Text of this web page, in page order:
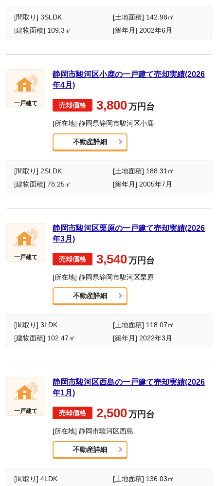
[間取り] 3SLDK
[土地面積] 142.98㎡
[建物面積] 109.3㎡
[築年月] 2002年6月
一戸建て
静岡市駿河区小鹿の一戸建て売却実績(2026
年4月)
3,800万円台
[所在地] 静岡県静岡市駿河区小鹿
不動産詳細
[間取り] 2SLDK
[土地面積] 188.31㎡
[建物面積] 78.25㎡
[築年月] 2005年7月
一戸建て
静岡市駿河区栗原の一戸建て売却実績(2026
年3月)
3,540万円台
[所在地] 静岡県静岡市駿河区栗原
不動産詳細
[間取り] 3LDK
[土地面積] 118.07㎡
[建物面積] 102.47㎡
[築年月] 2022年3月
一戸建て
静岡市駿河区西島の一戸建て売却実績(2026
年1月)
2,500万円台
[所在地] 静岡市駿河区西島
不動産詳細
[間取り] 4LDK [土地面積] 136.03㎡